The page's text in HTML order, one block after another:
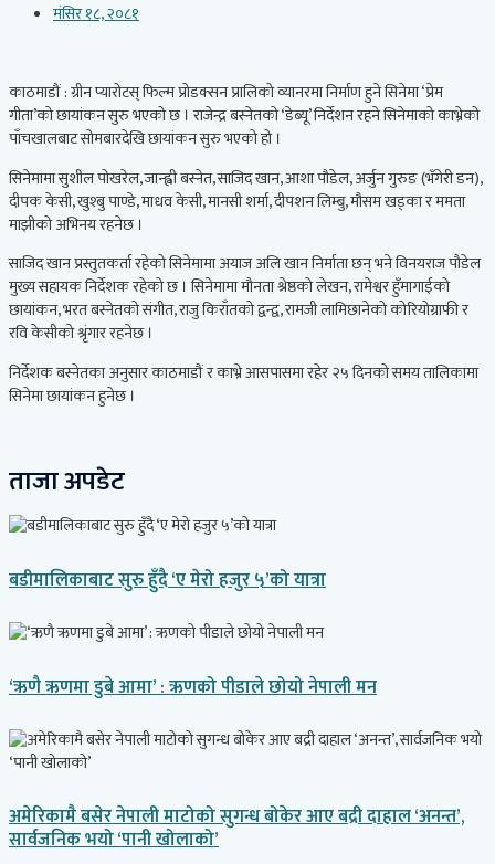
मंसिर १८, २०८१
काठमाडौं : ग्रीन प्यारोटस् फिल्म प्रोडक्सन प्रालिको व्यानरमा निर्माण हुने सिनेमा ‘प्रेम
गीता’को छायांकन सुरु भएको छ । राजेन्द्र बस्नेतको ‘डेब्यू’ निर्देशन रहने सिनेमाको काभ्रेको
पाँचखालबाट सोमबारदेखि छायांकन सुरु भएको हो ।
सिनेमामा सुशील पोखरेल, जान्ह्वी बस्नेत, साजिद खान, आशा पौडेल, अर्जुन गुरुङ (भँगेरी डन),
दीपक केसी, खुश्बु पाण्डे, माधव केसी, मानसी शर्मा, दीपशन लिम्बु, मौसम खड्का र ममता
माझीको अभिनय रहनेछ ।
साजिद खान प्रस्तुतकर्ता रहेको सिनेमामा अयाज अलि खान निर्माता छन् भने विनयराज पौडेल
मुख्य सहायक निर्देशक रहेको छ । सिनेमामा मौनता श्रेष्ठको लेखन, रामेश्वर हुँमागाईको
छायांकन, भरत बस्नेतको संगीत, राजु किराँतको द्वन्द्व, रामजी लामिछानेको कोरियोग्राफी र
रवि केसीको श्रृंगार रहनेछ ।
निर्देशक बस्नेतका अनुसार काठमाडौं र काभ्रे आसपासमा रहेर २५ दिनको समय तालिकामा
सिनेमा छायांकन हुनेछ ।
ताजा अपडेट
बडीमालिकाबाट सुरु हुँदै ‘ए मेरो हजुर ५’को यात्रा
‘ऋणै ऋणमा डुबे आमा’ : ऋणको पीडाले छोयो नेपाली मन
अमेरिकामै बसेर नेपाली माटोको सुगन्ध बोकेर आए बद्री दाहाल ‘अनन्त’,
सार्वजनिक भयो ‘पानी खोलाको’